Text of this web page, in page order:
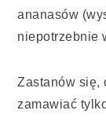
ananasów
niepotrzebnie
Zastanów się,
zamawiać